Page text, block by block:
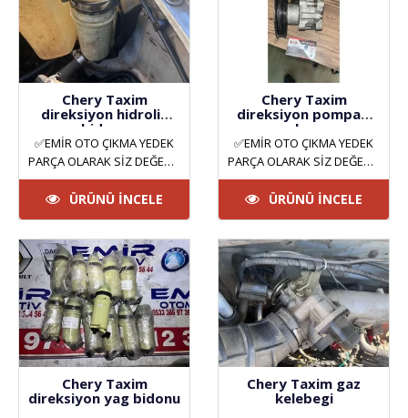
Chery Taxim
direksiyon hidrolik
bidonu
✅EMİR OTO ÇIKMA YEDEK
PARÇA OLARAK SİZ DEĞERLİ
MÜŞTERİLERİMİZE HİZMET
VERMEKTEYİZ. ANKARA
YILDIZ SAN..
ÜRÜNÜ İNCELE
Chery Taxim
direksiyon pompası
çıkma
✅EMİR OTO ÇIKMA YEDEK
PARÇA OLARAK SİZ DEĞERLİ
MÜŞTERİLERİMİZE HİZMET
VERMEKTEYİZ. ANKARA
YILDIZ SAN..
ÜRÜNÜ İNCELE
Chery Taxim
direksiyon yag bidonu
Chery Taxim gaz
kelebegi